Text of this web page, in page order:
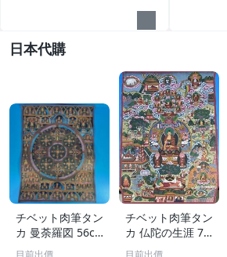
日本代購
チベット肉筆タン
カ 曼荼羅図 56c
m×43cm《真
目前出價
チベット肉筆タン
カ 仏陀の生涯 77
cm×53cm《真
目前出價